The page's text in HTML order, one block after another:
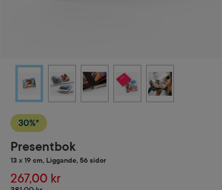
30%*
Presentbok
13 x 19 cm, Liggande, 56 sidor
267,00 kr